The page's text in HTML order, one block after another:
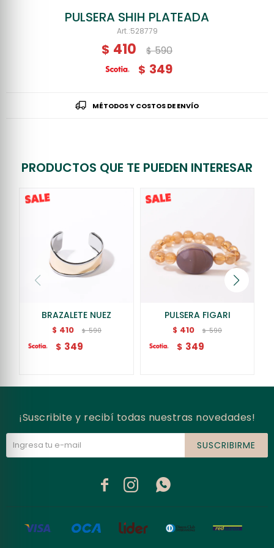
PULSERA SHIH PLATEADA
528779
$ 410 $ 590
$ 349
MÉTODOS Y COSTOS DE ENVÍO
PRODUCTOS QUE TE PUEDEN INTERESAR
BRAZALETE NUEZ
$ 410 $ 590
$ 349
PULSERA FIGARI
$ 410 $ 590
$ 349
¡Suscribite y recibí todas nuestras novedades!
SUSCRIBIRME
  